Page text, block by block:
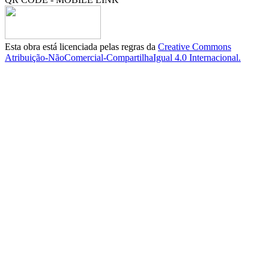
Esta obra está licenciada pelas regras da Creative Commons
Atribuição-NãoComercial-CompartilhaIgual 4.0 Internacional.